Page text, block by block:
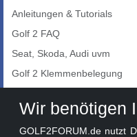
Anleitungen & Tutorials
Golf 2 FAQ
Seat, Skoda, Audi uvm
Golf 2 Klemmenbelegung
Auto-Showroom
Wir benötigen
GOLF2FORUM.de nutzt